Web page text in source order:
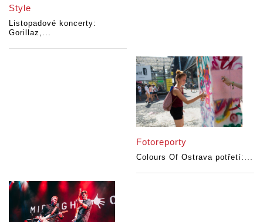
Style
Listopadové koncerty:
Gorillaz,...
Fotoreporty
Colours Of Ostrava potřetí:...